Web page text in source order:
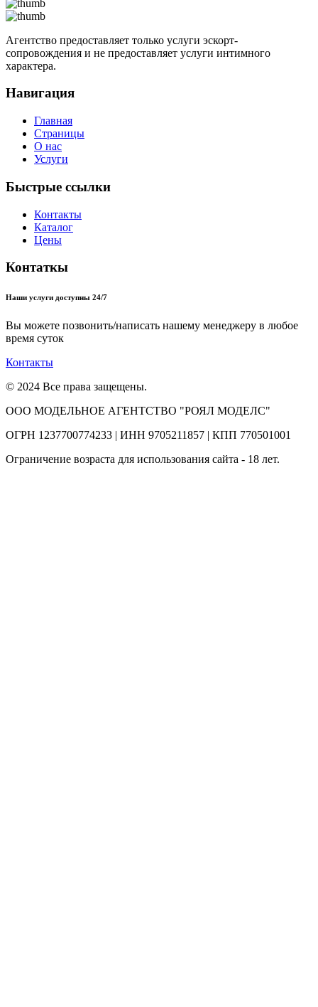
Агентство предоставляет только услуги эскорт-
сопровождения и не предоставляет услуги интимного
характера.
Навигация
Главная
Страницы
О нас
Услуги
Быстрые ссылки
Контакты
Каталог
Цены
Контаткы
Наши услуги доступны 24/7
Вы можете позвонить/написать нашему менеджеру в любое
время суток
Контакты
© 2024 Все права защещены.
ООО МОДЕЛЬНОЕ АГЕНТСТВО "РОЯЛ МОДЕЛС"
ОГРН 1237700774233 | ИНН 9705211857 | КПП 770501001
Ограничение возраста для использования сайта - 18 лет.